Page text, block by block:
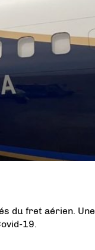
du fret aérien. Une
19.